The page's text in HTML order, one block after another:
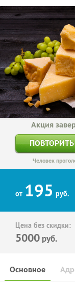
Акция
Человек
от 195 руб.
Цена без скидки:
5000 руб.
Основное